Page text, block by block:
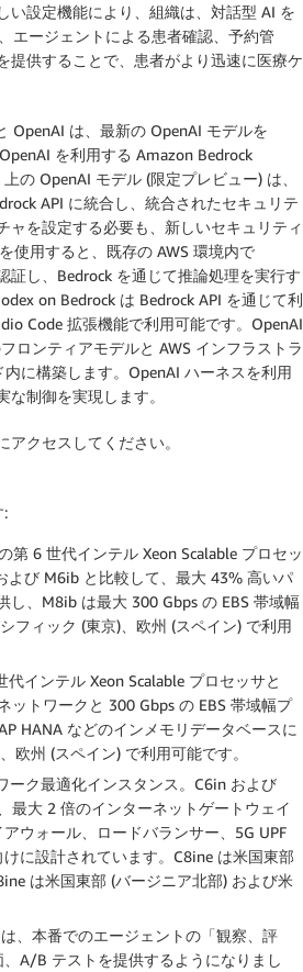
い設定機能により、組織は、対話型 AI を
エージェントによる患者確認、予約管
提供することで、患者がより迅速に医療ケ
OpenAI は、最新の OpenAI モデルを
を利用する Amazon Bedrock
の OpenAI モデル (限定プレビュー) は、
API に統合し、統合されたセキュリテ
ャを設定する必要も、新しいセキュリティ
使用すると、既存の AWS 環境内で
証し、Bedrock を通じて推論処理を実行す
on Bedrock は Bedrock API を通じて利
Code 拡張機能で利用可能です。OpenAI
ロンティアモデルと AWS インフラストラ
に構築します。OpenAI ハーネスを利用
制御を実現します。
アクセスしてください。
:
第 6 世代インテル Xeon Scalable プロセッ
よび M6ib と比較して、最大 43% 高いパ
、M8ib は最大 300 Gbps の EBS 帯域幅
フィック (東京)、欧州 (スペイン) で利用
代インテル Xeon Scalable プロセッサと
ットワークと 300 Gbps の EBS 帯域幅プ
HANA などのインメモリデータベースに
欧州 (スペイン) で利用可能です。
ーク最適化インスタンス。C6in および
最大 2 倍のインターネットゲートウェイ
ウォール、ロードバランサー、5G UPF
に設計されています。C8ine は米国東部
は米国東部 (バージニア北部) および米
、本番でのエージェントの「観察、評
A/B テストを提供するようになりまし